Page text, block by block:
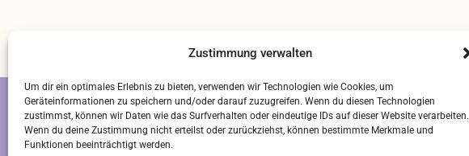
Zustimmung verwalten
Um dir ein optimales Erlebnis zu bieten, verwenden wir Technologien wie Cookies, um
Geräteinformationen zu speichern und/oder darauf zuzugreifen. Wenn du diesen Technologien
zustimmst, können wir Daten wie das Surfverhalten oder eindeutige IDs auf dieser Website verarbeiten.
Wenn du deine Zustimmung nicht erteilst oder zurückziehst, können bestimmte Merkmale und
Funktionen beeinträchtigt werden.
Service